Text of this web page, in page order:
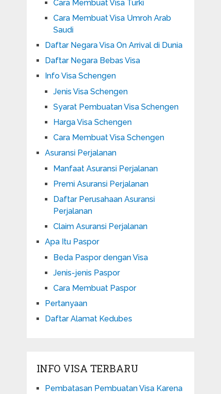
Cara Membuat Visa Turki
Cara Membuat Visa Umroh Arab
Saudi
Daftar Negara Visa On Arrival di Dunia
Daftar Negara Bebas Visa
Info Visa Schengen
Jenis Visa Schengen
Syarat Pembuatan Visa Schengen
Harga Visa Schengen
Cara Membuat Visa Schengen
Asuransi Perjalanan
Manfaat Asuransi Perjalanan
Premi Asuransi Perjalanan
Daftar Perusahaan Asuransi
Perjalanan
Claim Asuransi Perjalanan
Apa Itu Paspor
Beda Paspor dengan Visa
Jenis-jenis Paspor
Cara Membuat Paspor
Pertanyaan
Daftar Alamat Kedubes
INFO VISA TERBARU
Pembatasan Pembuatan Visa Karena